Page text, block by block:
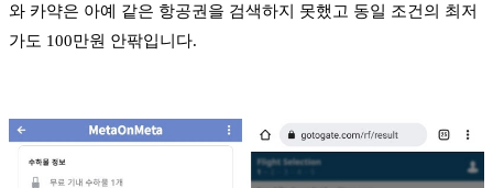
와 카약은 아예 같은 항공권을 검색하지 못했고 동일 조건의 최저
가도 100만원 안팎입니다.